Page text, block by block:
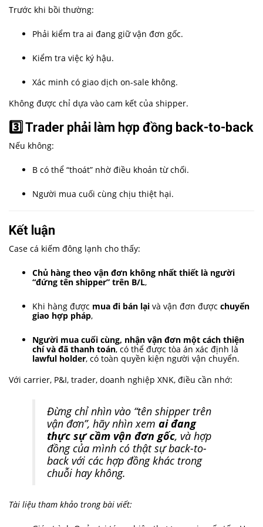
Trước khi bồi thường:
Phải kiểm tra ai đang giữ vận đơn gốc.
Kiểm tra việc ký hậu.
Xác minh có giao dịch on-sale không.
Không được chỉ dựa vào cam kết của shipper.
3️⃣ Trader phải làm hợp đồng back-to-back
Nếu không:
B có thể “thoát” nhờ điều khoản từ chối.
Người mua cuối cùng chịu thiệt hại.
Kết luận
Case cá kiếm đông lạnh cho thấy:
Chủ hàng theo vận đơn không nhất thiết là người
“đứng tên shipper” trên B/L,
Khi hàng được mua đi bán lại và vận đơn được chuyển
giao hợp pháp,
Người mua cuối cùng, nhận vận đơn một cách thiện
chí và đã thanh toán, có thể được tòa án xác định là
lawful holder, có toàn quyền kiện người vận chuyển.
Với carrier, P&I, trader, doanh nghiệp XNK, điều cần nhớ:
Đừng chỉ nhìn vào “tên shipper trên
vận đơn”, hãy nhìn xem ai đang
thực sự cầm vận đơn gốc, và hợp
đồng của mình có thật sự back-to-
back với các hợp đồng khác trong
chuỗi hay không.
Tài liệu tham khảo trong bài viết: